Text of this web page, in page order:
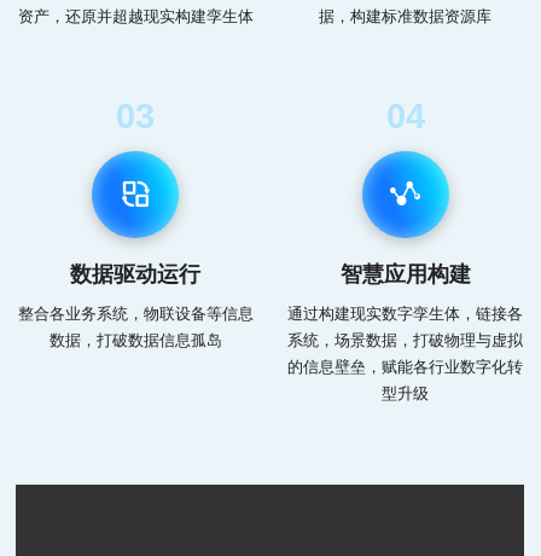
资产，还原并超越现实构建孪生体
据，构建标准数据资源库
03
数据驱动运行
整合各业务系统，物联设备等信息
数据，打破数据信息孤岛
04
智慧应用构建
通过构建现实数字孪生体，链接各
系统，场景数据，打破物理与虚拟
的信息壁垒，赋能各行业数字化转
型升级